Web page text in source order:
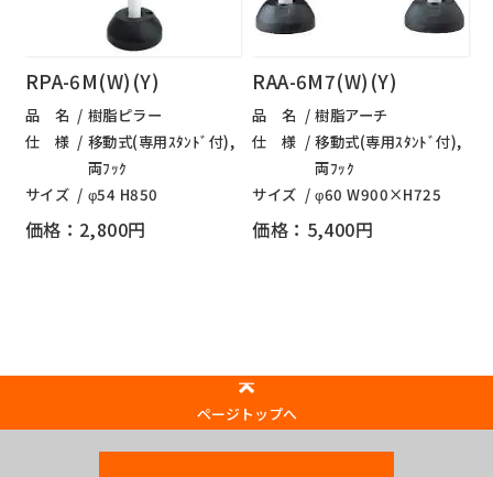
RPA-6M(W)(Y)
品 名
樹脂ピラー
仕 様
移動式(専用ｽﾀﾝﾄﾞ付),
両ﾌｯｸ
サイズ
φ54 H850
価格：2,800円
RAA-6M7(W)(Y)
品 名
樹脂アーチ
仕 様
移動式(専用ｽﾀﾝﾄﾞ付),
両ﾌｯｸ
サイズ
φ60 W900×H725
価格：5,400円
ページトップへ